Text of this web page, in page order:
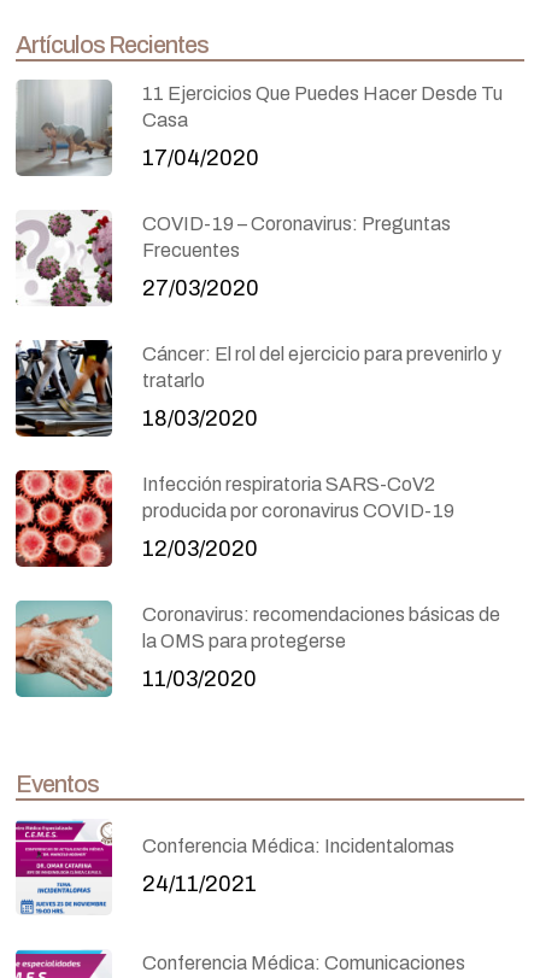
Artículos Recientes
11 Ejercicios Que Puedes Hacer Desde Tu
Casa
17/04/2020
COVID-19 – Coronavirus: Preguntas
Frecuentes
27/03/2020
Cáncer: El rol del ejercicio para prevenirlo y
tratarlo
18/03/2020
Infección respiratoria SARS-CoV2
producida por coronavirus COVID-19
12/03/2020
Coronavirus: recomendaciones básicas de
la OMS para protegerse
11/03/2020
Eventos
Conferencia Médica: Incidentalomas
24/11/2021
Conferencia Médica: Comunicaciones